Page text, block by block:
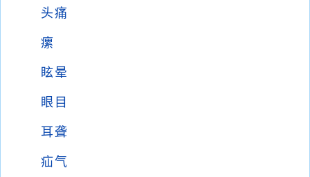
头痛
瘰
眩晕
眼目
耳聋
疝气